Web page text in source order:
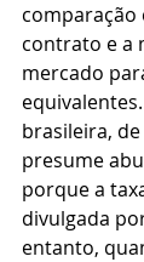
comparação
contrato e a
mercado
brasileira,
presume
porque a
divulgada
entanto,